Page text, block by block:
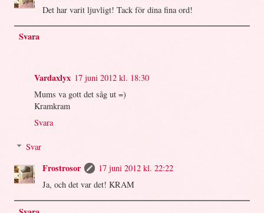
Det har varit ljuvligt! Tack för dina fina ord!
Svara
Vardaxlyx 17 juni 2012 kl. 18:30
Mums va gott det såg ut =)
Kramkram
Svara
Svar
Frostrosor
17 juni 2012 kl. 22:22
Ja, och det var det! KRAM